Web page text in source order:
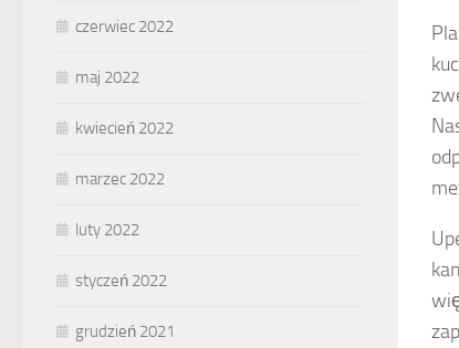
czerwiec 2022
maj 2022
kwiecień 2022
marzec 2022
luty 2022
styczeń 2022
grudzień 2021